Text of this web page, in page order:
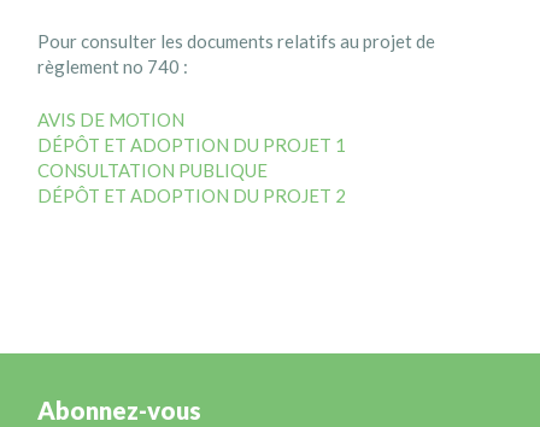
Pour consulter les documents relatifs au projet de
règlement no 740 :
AVIS DE MOTION
DÉPÔT ET ADOPTION DU PROJET 1
CONSULTATION PUBLIQUE
DÉPÔT ET ADOPTION DU PROJET 2
Abonnez-vous